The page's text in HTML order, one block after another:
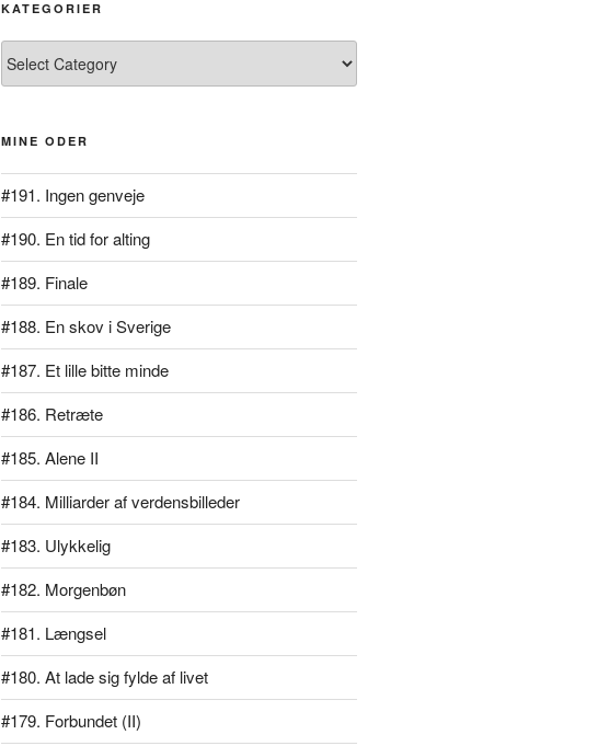
KATEGORIER
MINE ODER
#191. Ingen genveje
#190. En tid for alting
#189. Finale
#188. En skov i Sverige
#187. Et lille bitte minde
#186. Retræte
#185. Alene II
#184. Milliarder af verdensbilleder
#183. Ulykkelig
#182. Morgenbøn
#181. Længsel
#180. At lade sig fylde af livet
#179. Forbundet (II)